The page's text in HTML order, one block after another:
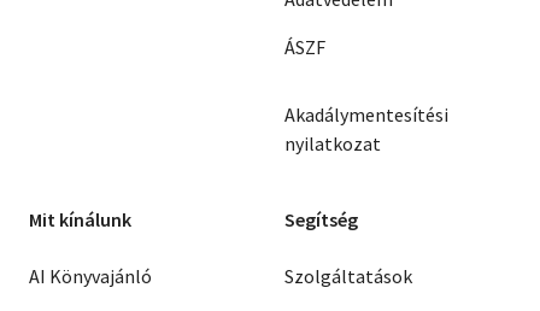
ÁSZF
Akadálymentesítési
nyilatkozat
Mit kínálunk
AI Könyvajánló
Segítség
Szolgáltatások